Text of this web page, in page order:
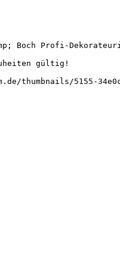
Boch Profi-
gültig!
thumbnails/5155-